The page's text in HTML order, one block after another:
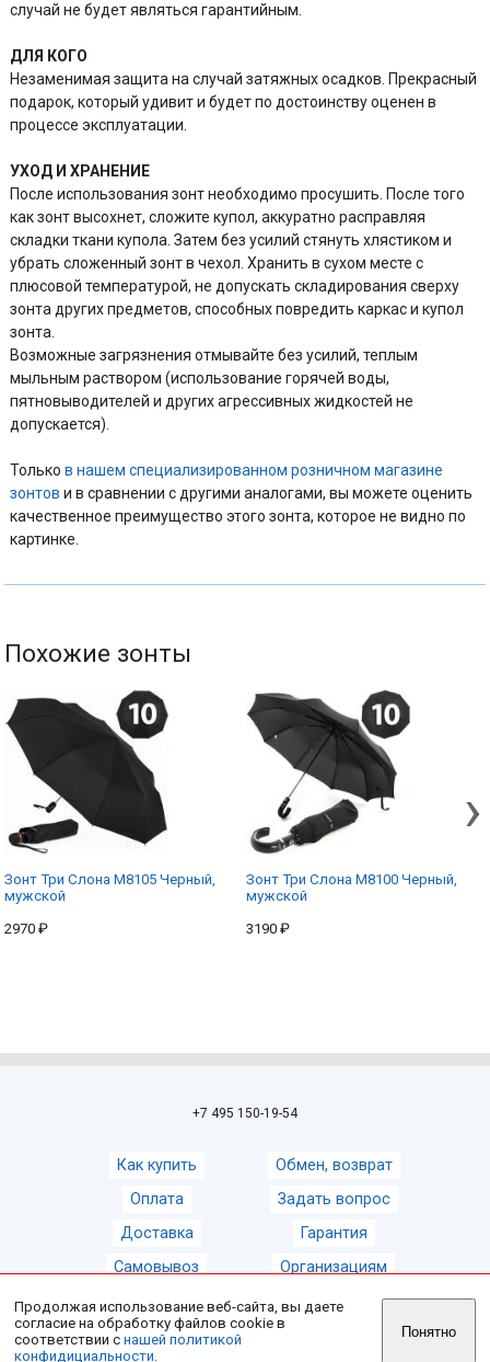
случай не будет являться гарантийным.
ДЛЯ КОГО
Незаменимая защита на случай затяжных осадков. Прекрасный
подарок, который удивит и будет по достоинству оценен в
процессе эксплуатации.
УХОД И ХРАНЕНИЕ
После использования зонт необходимо просушить. После того
как зонт высохнет, сложите купол, аккуратно расправляя
складки ткани купола. Затем без усилий стянуть хлястиком и
убрать сложенный зонт в чехол. Хранить в сухом месте с
плюсовой температурой, не допускать складирования сверху
зонта других предметов, способных повредить каркас и купол
зонта.
Возможные загрязнения отмывайте без усилий, теплым
мыльным раствором (использование горячей воды,
пятновыводителей и других агрессивных жидкостей не
допускается).
Тольков нашем специализированном розничном магазине
зонтов и в сравнении с другими аналогами, вы можете оценить
качественное преимущество этого зонта, которое не видно по
картинке.
Похожие зонты
Зонт Три Слона M8105 Черный,
мужской
2970 ₽
Зонт Три Слона M8100 Черный,
мужской
3190 ₽
›
+7 495 150-19-54
Как купить
Оплата
Доставка
Самовывоз
Обмен, возврат
Задать вопрос
Гарантия
Организациям
© 2008-2026Магазин зонтов ZontShop
Продолжая использование веб-сайта, вы даете
согласие на обработку файлов cookie в
соответствии снашей политикой
конфидициальности.
Понятно